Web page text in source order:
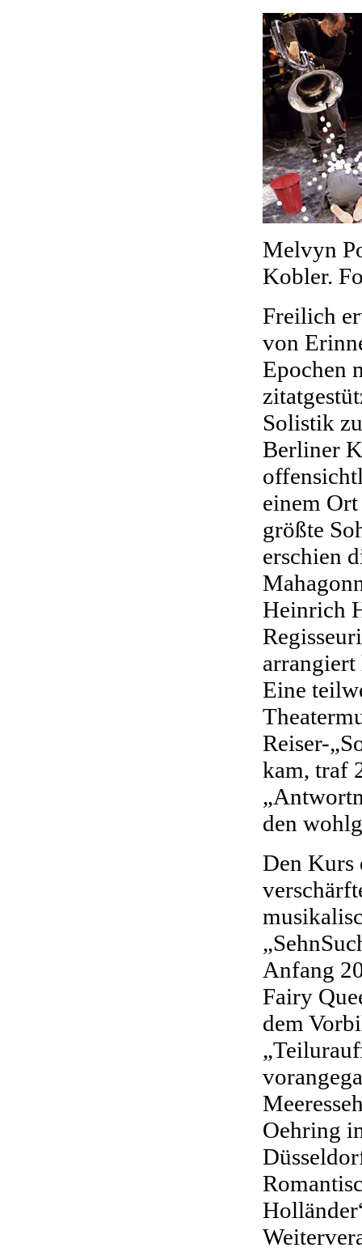
Melvyn
Kobler.
Freilich
von
Epochen
Solistik
Berliner
einem
größte
erschien
Heinrich
arrangiert
Eine
Reiser-
kam, traf
den
Den Kurs
Anfang
Fairy
dem
Oehring